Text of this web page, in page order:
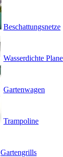
Beschattungsnetze
Wasserdichte
Gartenwagen
Trampoline
Gartengrills